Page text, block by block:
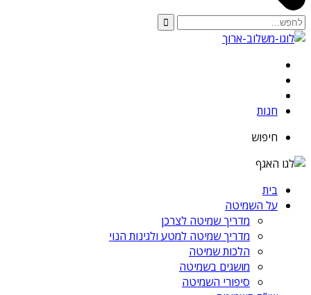
חנות
חיפוש
בית
על השמיטה
מדריך שמיטה לצרכן
מדריך שמיטה למטע ולגינות הנוי
הלכות שמיטה
מושגים בשמיטה
סיפורי השמיטה